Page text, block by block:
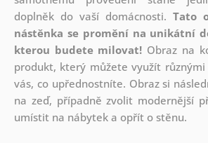
doplněk do vaší domácnosti.Tato
nástěnka se promění na unikátní
kterou budete milovat! Obraz na
produkt, který můžete využít různými
vás, co upřednostníte. Obraz si
na zeď, případně zvolit modernější
umístit na nábytek a opřít o stěnu.